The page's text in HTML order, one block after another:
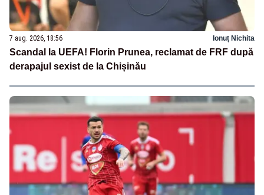
7 aug. 2026, 18:56 Ionuț Nichita
Scandal la UEFA! Florin Prunea, reclamat de FRF după
derapajul sexist de la Chișinău